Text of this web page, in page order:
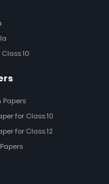
10
Papers
for Class 10
for Class 12